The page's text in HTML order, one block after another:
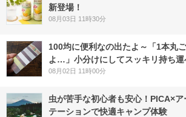
新登場！
08月03日 11時30分
100均に便利なの出たよ～「1本丸
よ…」小分けにしてスッキリ持ち運
08月02日 11時00分
虫が苦手な初心者も安心！PICA×
テーションで快適キャンプ体験